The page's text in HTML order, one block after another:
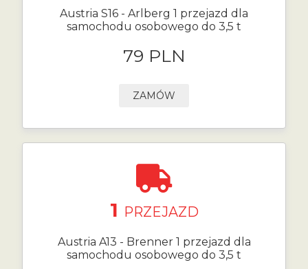
Austria S16 - Arlberg 1 przejazd dla
samochodu osobowego do 3,5 t
79 PLN
ZAMÓW
1 PRZEJAZD
Austria A13 - Brenner 1 przejazd dla
samochodu osobowego do 3,5 t